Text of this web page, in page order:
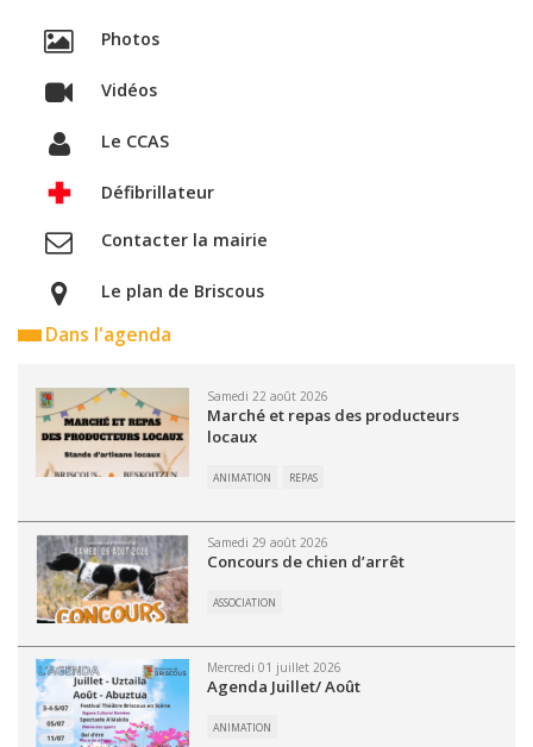
Photos
Vidéos
Le CCAS
Défibrillateur
Contacter la mairie
Le plan de Briscous
Dans l'agenda
Samedi 22 août 2026
Marché et repas des producteurs
locaux
ANIMATION REPAS
Samedi 29 août 2026
Concours de chien d’arrêt
ASSOCIATION
Mercredi 01 juillet 2026
Agenda Juillet/ Août
ANIMATION